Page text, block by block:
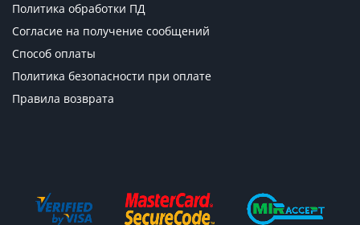
Политика обработки ПД
Согласие на получение сообщений
Способ оплаты
Политика безопасности при оплате
Правила возврата